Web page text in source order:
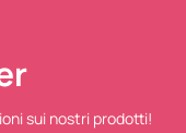
sui nostri prodotti!